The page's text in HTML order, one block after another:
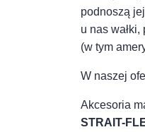
podnoszą
u nas
(w tym
W naszej
Akcesoria
STRAIT-